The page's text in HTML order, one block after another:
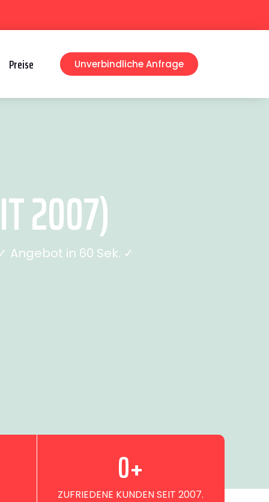
Preise Unverbindliche Anfrage
2007)
Angebot in 60 Sek. ✓
ZUFRIEDENE KUNDEN SEIT 2007.
0+